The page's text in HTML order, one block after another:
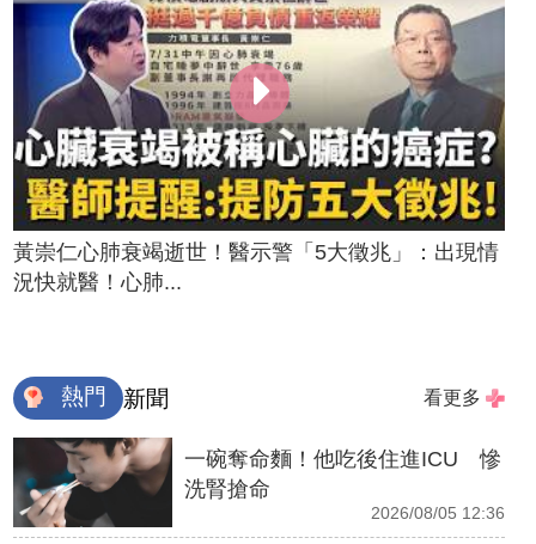
黃崇仁心肺衰竭逝世！醫示警「5大徵兆」：出現情
況快就醫！心肺...
熱門 新聞 看更多
一碗奪命麵！他吃後住進ICU 慘
洗腎搶命
2026/08/05 12:36